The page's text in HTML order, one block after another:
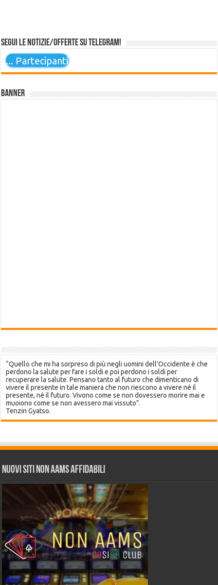
Segui le notizie/offerte su Telegram!
... Partecipanti
Banner
“Quello che mi ha sorpreso di più negli uomini dell’Occidente è che
perdono la salute per fare i soldi e poi perdono i soldi per
recuperare la salute. Pensano tanto al futuro che dimenticano di
vivere il presente in tale maniera che non riescono a vivere né il
presente, né il futuro. Vivono come se non dovessero morire mai e
muoiono come se non avessero mai vissuto”.
Tenzin Gyatso.
Nuovi siti non AAMS affidabili